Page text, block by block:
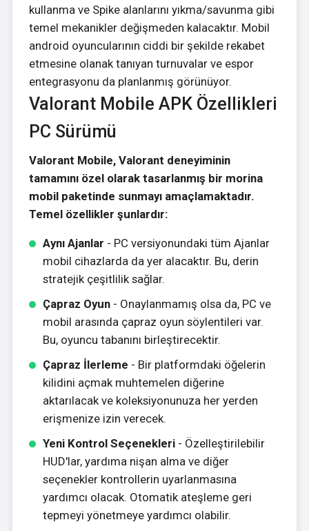
kullanma ve Spike alanlarını yıkma/savunma gibi
temel mekanikler değişmeden kalacaktır. Mobil
android oyuncularının ciddi bir şekilde rekabet
etmesine olanak tanıyan turnuvalar ve espor
entegrasyonu da planlanmış görünüyor.
Valorant Mobile APK Özellikleri
PC Sürümü
Valorant Mobile, Valorant deneyiminin
tamamını özel olarak tasarlanmış bir morina
mobil paketinde sunmayı amaçlamaktadır.
Temel özellikler şunlardır:
Aynı Ajanlar - PC versiyonundaki tüm Ajanlar
mobil cihazlarda da yer alacaktır. Bu, derin
stratejik çeşitlilik sağlar.
Çapraz Oyun- Onaylanmamış olsa da, PC ve
mobil arasında çapraz oyun söylentileri var.
Bu, oyuncu tabanını birleştirecektir.
Çapraz İlerleme - Bir platformdaki öğelerin
kilidini açmak muhtemelen diğerine
aktarılacak ve koleksiyonunuza her yerden
erişmenize izin verecek.
Yeni Kontrol Seçenekleri- Özelleştirilebilir
HUD'lar, yardıma nişan alma ve diğer
seçenekler kontrollerin uyarlanmasına
yardımcı olacak. Otomatik ateşleme geri
tepmeyi yönetmeye yardımcı olabilir.